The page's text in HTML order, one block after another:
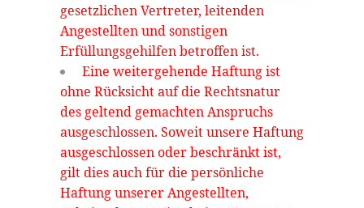
gesetzlichen Vertreter, leitenden
Angestellten und sonstigen
Erfüllungsgehilfen betroffen ist.
Eine weitergehende Haftung ist
ohne Rücksicht auf die Rechtsnatur
des geltend gemachten Anspruchs
ausgeschlossen. Soweit unsere Haftung
ausgeschlossen oder beschränkt ist,
gilt dies auch für die persönliche
Haftung unserer Angestellten,